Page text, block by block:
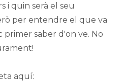
i quin serà el seu
per entendre el que va
primer saber d'on ve. No
aquí: